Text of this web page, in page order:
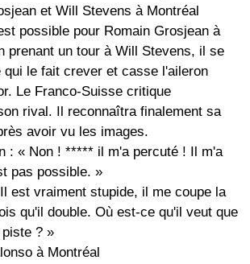
et Will Stevens à Montréal
possible pour Romain Grosjean à
prenant un tour à Will Stevens, il se
qui le fait crever et casse l'aileron
Le Franco-Suisse critique
rival. Il reconnaîtra finalement sa
avoir vu les images.
: « Non ! ***** il m'a percuté ! Il m'a
pas possible. »
est vraiment stupide, il me coupe la
qu'il double. Où est-ce qu'il veut que
? »
à Montréal